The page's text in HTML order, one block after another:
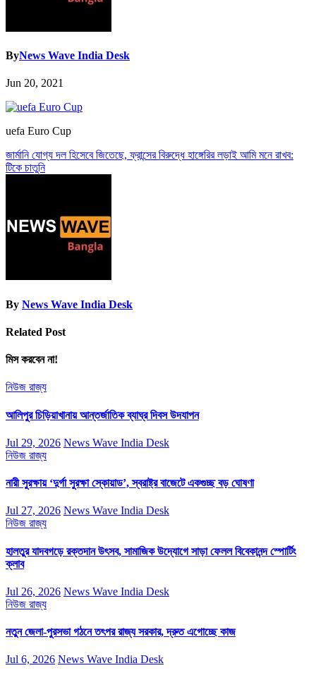
ByNews Wave India Desk
Jun 20, 2021
uefa Euro Cup
Post
navigation
জার্মানি যোগ্য দল হিসেবে জিতেছে, ফ্রান্সের বিরুদ্ধে হাঙ্গেরির লড়াই আমি মনে রাখব:
টিকে চাতুনি
By News Wave India Desk
Related Post
মিস করবেন না!
নিউজ রাজ্য
আলিপুর চিড়িয়াখানায় আন্তর্জাতিক ব্যাঘ্র দিবস উদযাপন
Jul 29, 2026 News Wave India Desk
নিউজ রাজ্য
নারী সুরক্ষায় ‘দুর্গা সুরক্ষা স্কোয়াড’, স্বরাষ্ট্র বাজেটে একগুচ্ছ বড় ঘোষণা
Jul 27, 2026 News Wave India Desk
নিউজ রাজ্য
হালতুর যাদবগড়ে রক্তদান উৎসব, সামাজিক উদ্যোগে সাড়া ফেলল বিবেকানন্দ স্পোর্টিং
ক্লাব
Jul 26, 2026 News Wave India Desk
নিউজ রাজ্য
নতুন জেলা-পুরসভা গঠনে তৎপর রাজ্য সরকার, দ্রুত এগোচ্ছে কাজ
Jul 6, 2026 News Wave India Desk